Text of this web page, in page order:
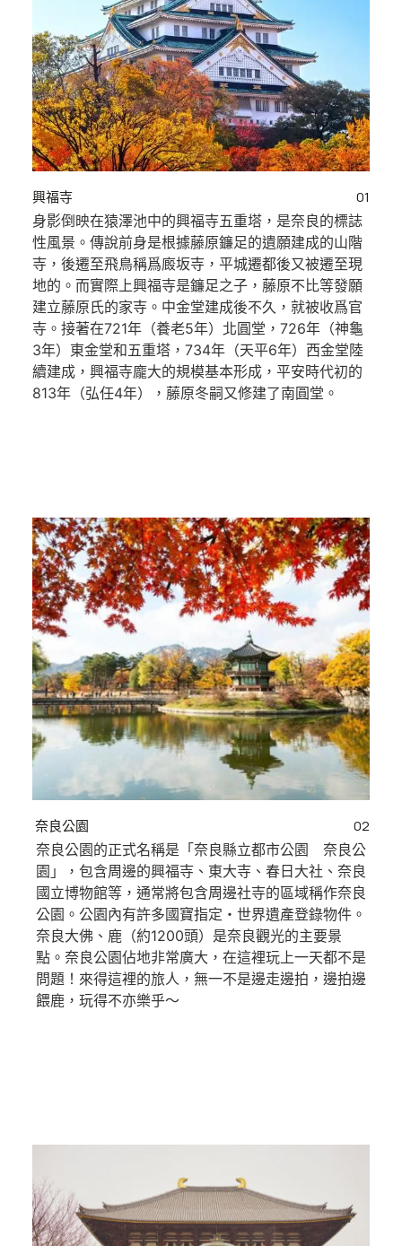
01
興福寺
身影倒映在猿澤池中的興福寺五重塔，是奈良的標誌
性風景。傳說前身是根據藤原鐮足的遺願建成的山階
寺，後遷至飛鳥稱爲廄坂寺，平城遷都後又被遷至現
地的。而實際上興福寺是鐮足之子，藤原不比等發願
建立藤原氏的家寺。中金堂建成後不久，就被收爲官
寺。接著在721年（養老5年）北圓堂，726年（神龜
3年）東金堂和五重塔，734年（天平6年）西金堂陸
續建成，興福寺龐大的規模基本形成，平安時代初的
813年（弘任4年），藤原冬嗣又修建了南圓堂。
02
奈良公園
奈良公園的正式名稱是「奈良縣立都市公園 奈良公
園」，包含周邊的興福寺、東大寺、春日大社、奈良
國立博物館等，通常將包含周邊社寺的區域稱作奈良
公園。公園內有許多國寶指定・世界遺產登錄物件。
奈良大佛、鹿（約1200頭）是奈良觀光的主要景
點。奈良公園佔地非常廣大，在這裡玩上一天都不是
問題！來得這裡的旅人，無一不是邊走邊拍，邊拍邊
餵鹿，玩得不亦樂乎～